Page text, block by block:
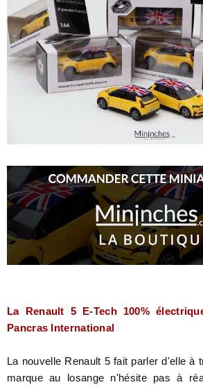
La Renault 5 E-Tech 100%
Pancras International
La nouvelle Renault 5 fait parler d'elle à
marque au losange n'hésite pas à